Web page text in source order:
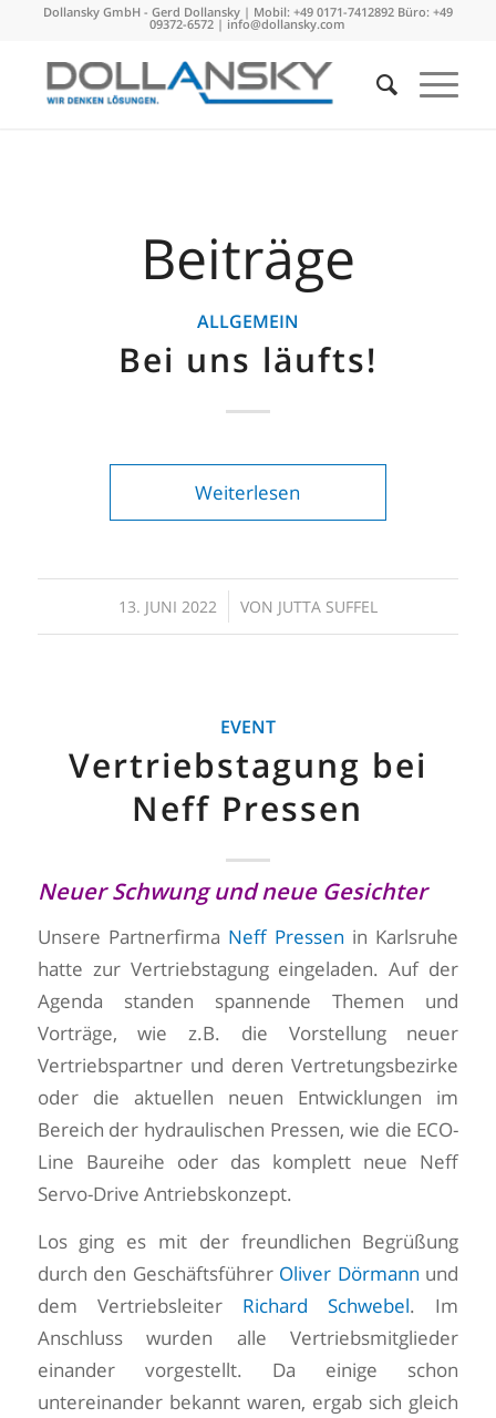
Dollansky GmbH - Gerd Dollansky | Mobil: +49 0171-7412892 Büro: +49
09372-6572 | info@dollansky.com
Beiträge
ALLGEMEIN
Bei uns läufts!
Weiterlesen
13. JUNI 2022
/ VON JUTTA SUFFEL
EVENT
Vertriebstagung bei
Neff Pressen
Neuer Schwung und neue Gesichter
Unsere Partnerfirma Neff Pressen in Karlsruhe
hatte zur Vertriebstagung eingeladen. Auf der
Agenda standen spannende Themen und
Vorträge, wie z.B. die Vorstellung neuer
Vertriebspartner und deren Vertretungsbezirke
oder die aktuellen neuen Entwicklungen im
Bereich der hydraulischen Pressen, wie die ECO-
Line Baureihe oder das komplett neue Neff
Servo-Drive Antriebskonzept.
Los ging es mit der freundlichen Begrüßung
durch den Geschäftsführer Oliver Dörmann und
dem Vertriebsleiter Richard Schwebel. Im
Anschluss wurden alle Vertriebsmitglieder
einander vorgestellt. Da einige schon
untereinander bekannt waren, ergab sich gleich